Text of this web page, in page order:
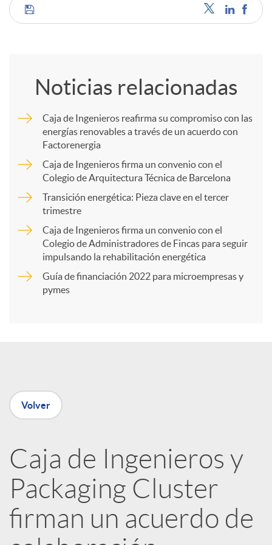
C
m
r
n
R
e
d
Noticias relacionadas
Caja de Ingenieros reafirma su compromiso con las
energías renovables a través de un acuerdo con
Factorenergia
Caja de Ingenieros firma un convenio con el
Colegio de Arquitectura Técnica de Barcelona
Transición energética: Pieza clave en el tercer
trimestre
Caja de Ingenieros firma un convenio con el
Colegio de Administradores de Fincas para seguir
impulsando la rehabilitación energética
Guía de financiación 2022 para microempresas y
pymes
Volver
Caja de Ingenieros y
Packaging Cluster
firman un acuerdo de